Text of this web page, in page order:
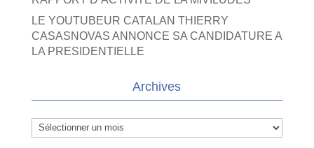
LE YOUTUBEUR CATALAN THIERRY
CASASNOVAS ANNONCE SA CANDIDATURE A
LA PRESIDENTIELLE
Archives
Archives